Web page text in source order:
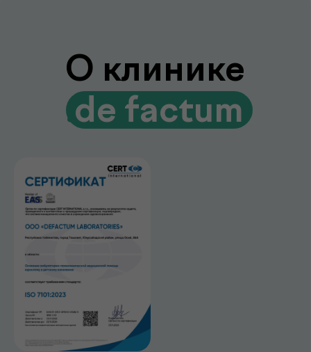
Подробнее про de factum
без лишних визитов и ожиданий
Современное оборудование и контроль
качества для достоверных результатов